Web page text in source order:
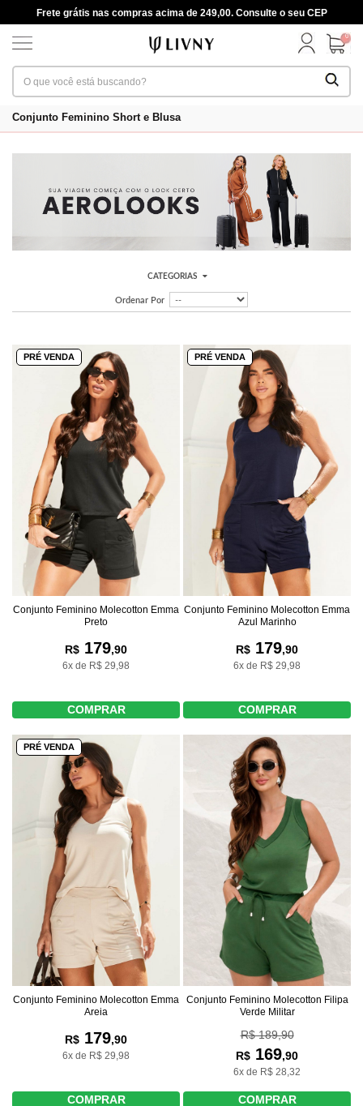
Frete grátis nas compras acima de 249,00. Consulte o seu CEP
0
Conjunto Feminino Short e Blusa
CATEGORIAS
Ordenar Por
PRÉ VENDA
Conjunto Feminino Molecotton Emma
Preto
R$ 179,90
6x de R$ 29,98
COMPRAR
PRÉ VENDA
Conjunto Feminino Molecotton Emma
Azul Marinho
R$ 179,90
6x de R$ 29,98
COMPRAR
PRÉ VENDA
Conjunto Feminino Molecotton Emma
Areia
R$ 179,90
6x de R$ 29,98
COMPRAR
Conjunto Feminino Molecotton Filipa
Verde Militar
R$ 189,90
R$ 169,90
6x de R$ 28,32
COMPRAR